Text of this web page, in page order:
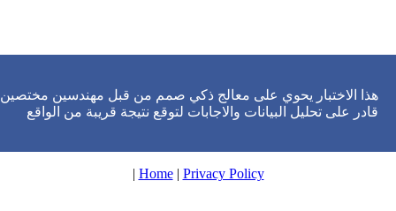
هذا الاختبار يحوي على معالج ذكي صمم من قبل مهندسين مختصين
قادر على تحليل البيانات والاجابات لتوقع نتيجة قريبة من الواقع
Home| Privacy Policy
|